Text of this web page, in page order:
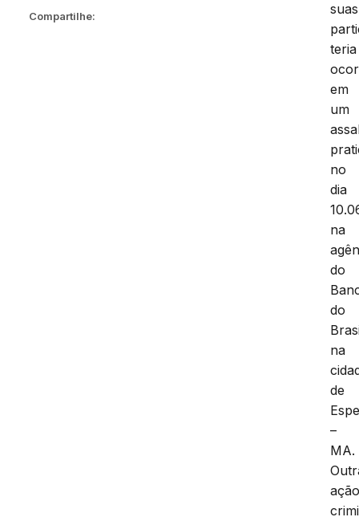
Compartilhe:
suas
teria
em
um
no
dia
na
do
do
na
de
–
MA.